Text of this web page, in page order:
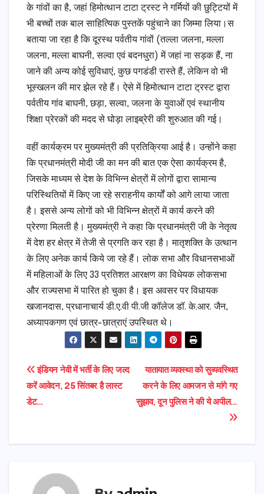
के गांवों का है, जहां हिमोत्थान टाटा ट्रस्ट ने गर्मियों की छुट्टियों में
भी बच्चों तक बाल साहित्यिक पुस्तकें पहुंचाने का जिम्मा लिया।स
बताया जा रहा है कि दूरस्थ पर्वतीय गांवों (तल्ला जलना, मल्ला
जलना, मल्ला बाघनी, सल्वा एवं बदनधुरा) में जहां ना सड़क हैं, ना
जाने की अन्य कोई सुविधाएं, कुछ पगडंडी रास्ते हैं, लेकिन वो भी
भूस्खलन की मार झेल रहे हैं। ऐसे में हिमोत्थान टाटा ट्रस्ट द्वारा
पर्वतीय गांव बाघनी, छड़ा, सल्वा, जलना के युवाओं एवं स्थानीय
शिक्षा प्रेरकों की मदद से घोड़ा लाइब्रेरी की शुरुआत की गई।
वहीं कार्यक्रम पर मुख्यमंत्री की प्रतिक्रिया आई है। उन्होंने कहा
कि प्रधानमंत्री मोदी जी का मन की बात एक ऐसा कार्यक्रम है,
जिसके माध्यम से देश के विभिन्न क्षेत्रों में लोगों द्वारा सामान्य
परिस्थितियों में किए जा रहे सराहनीय कार्यों को आगे लाया जाता
है। इससे अन्य लोगों को भी विभिन्न क्षेत्रों में कार्य करने की
प्रेरणा मिलती है। मुख्यमंत्री ने कहा कि प्रधानमंत्री जी के नेतृत्व
में देश हर क्षेत्र में तेजी से प्रगति कर रहा है। मातृशक्ति के उत्थान
के लिए अनेक कार्य किये जा रहे हैं। लोक सभा और विधानसभाओं
में महिलाओं के लिए 33 प्रतिशत आरक्षण का विधेयक लोकसभा
और राज्यसभा में पारित हो चुका है। इस अवसर पर विधायक
खजानदास, प्रधानाचार्य डी.ए.वी पी.जी कॉलेज डॉ. के.आर. जैन,
अध्यापकगण एवं छात्र-छात्राएं उपस्थित थे।
Post
navigation
यातायात व्यवस्था को सुव्यवस्थित
करने के लिए आमजन से मांगे गए
सुझाव, दून पुलिस ने की ये अपील…
इंडियन नेवी में भर्ती के लिए जल्द
करें आवेदन, 25 सिंतबर है लास्ट
डेट…